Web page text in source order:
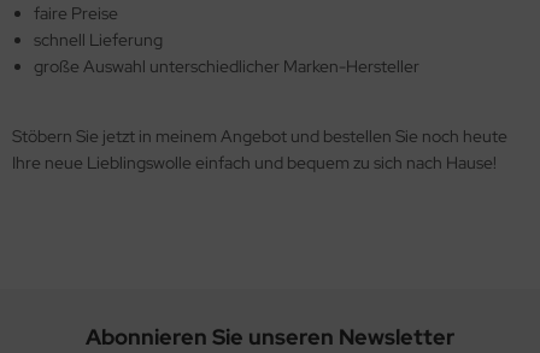
faire Preise
schnell Lieferung
große Auswahl unterschiedlicher Marken-Hersteller
Stöbern Sie jetzt in meinem Angebot und bestellen Sie noch heute
Ihre neue Lieblingswolle einfach und bequem zu sich nach Hause!
Abonnieren Sie unseren Newsletter